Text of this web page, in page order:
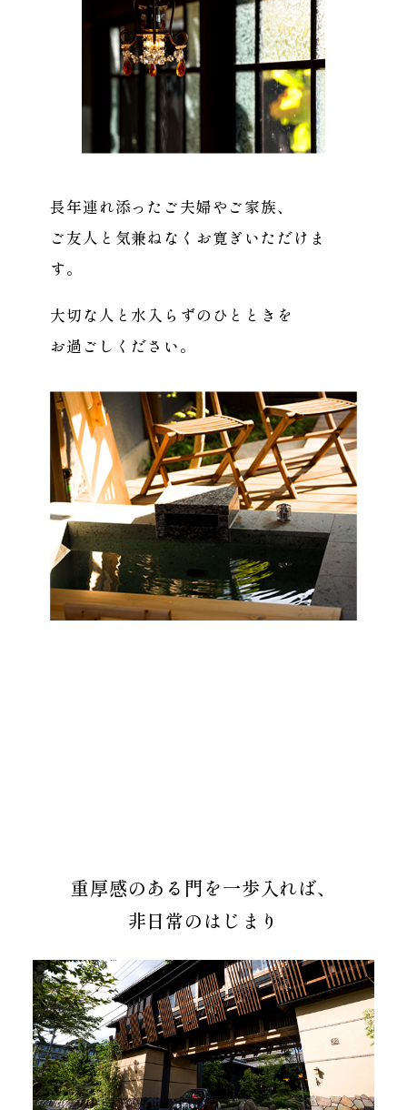
長年連れ添ったご夫婦やご家族、
ご友人と気兼ねなくお寛ぎいただけま
す。
大切な人と水入らずのひとときを
お過ごしください。
重厚感のある門を一歩入れば、
非日常のはじまり